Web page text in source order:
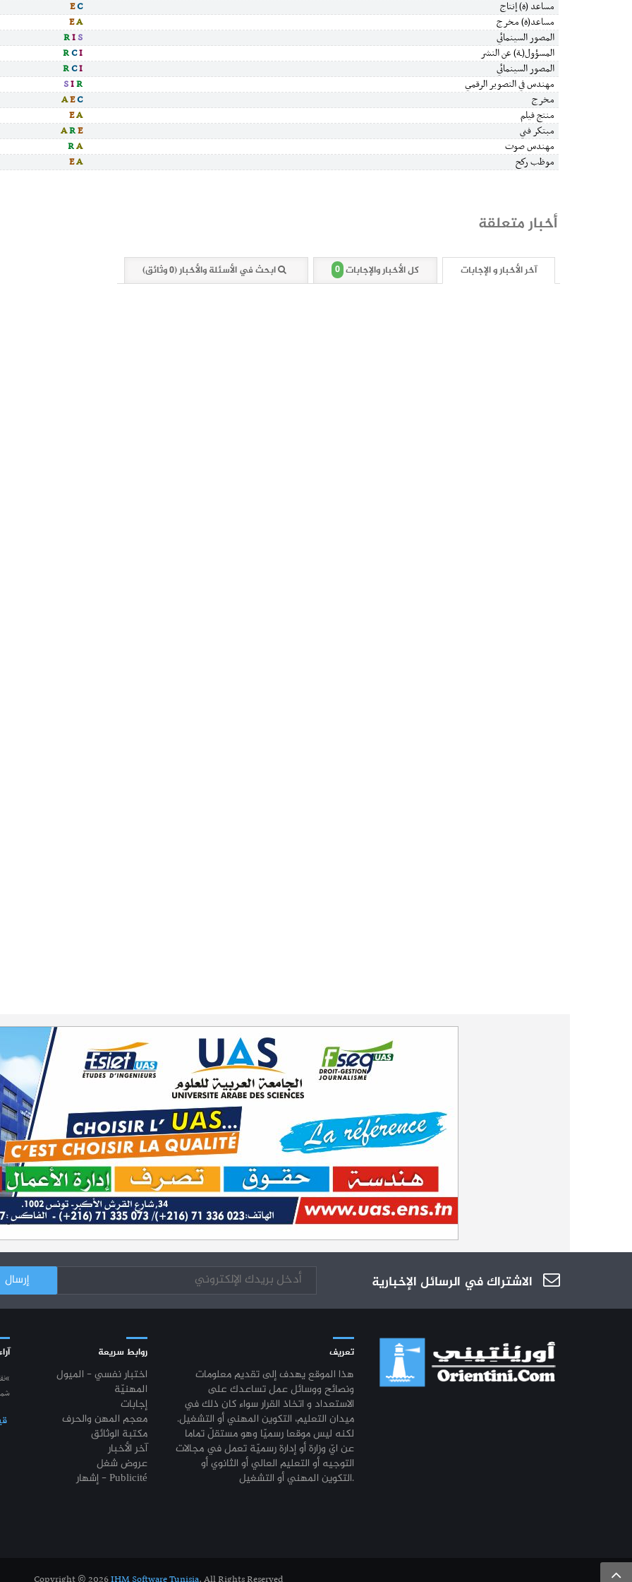
مساعد (ة) إنتاج
EC
مساعد(ة) مخرج
EA
المصور السينمائي
RIS
المسؤول(ـة) عن النشر
RCI
المصور السينمائي
RCI
مهندس في التصوير الرقمي
SIR
مخرج
AEC
منتج فيلم
EA
مبتكر فني
ARE
مهندس صوت
RA
موظب ركح
EA
أخبار متعلقة
آخر الأخبار و الإجابات كل الأخبار والإجابات 0 ابحث في الأسئلة والأخبار (0 وثائق)
الاشتراك في الرسائل الإخبارية
تعريف
هذا الموقع يهدف إلى تقديم معلومات
ونصائح ووسائل عمل تساعدك على
الاستعداد و اتخاذ القرار سواء كان ذلك في
ميدان التعليم، التكوين المهني أو التشغيل.
لكنه ليس موقعا رسميّا وهو مستقلّ تماما
عن ايّ وزارة أو إدارة رسميّة تعمل في مجالات
التوجيه أو التعليم العالي أو الثانوي أو
التكوين المهني أو التشغيل.
روابط سريعة
اختبار نفسي - الميول
المهنيّة
إجابات
معجم المهن والحرف
مكتبة الوثائق
آخر الأخبار
عروض شغل
إشهار - Publicité